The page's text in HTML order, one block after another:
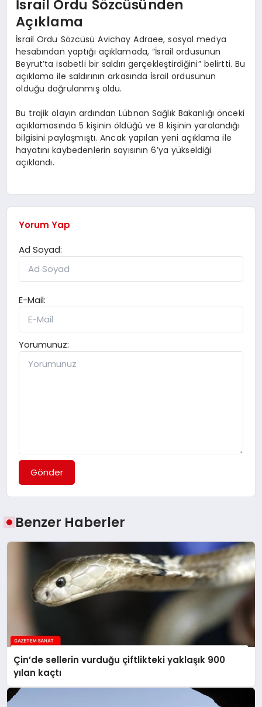
İsrail Ordu Sözcüsünden
Açıklama
İsrail Ordu Sözcüsü Avichay Adraee, sosyal medya
hesabından yaptığı açıklamada, “İsrail ordusunun
Beyrut’ta isabetli bir saldırı gerçekleştirdiğini” belirtti. Bu
açıklama ile saldırının arkasında İsrail ordusunun
olduğu doğrulanmış oldu.
Bu trajik olayın ardından Lübnan Sağlık Bakanlığı önceki
açıklamasında 5 kişinin öldüğü ve 8 kişinin yaralandığı
bilgisini paylaşmıştı. Ancak yapılan yeni açıklama ile
hayatını kaybedenlerin sayısının 6’ya yükseldiği
açıklandı.
Yorum Yap
Ad Soyad:
E-Mail:
Yorumunuz:
Gönder
Benzer Haberler
Çin’de sellerin vurduğu çiftlikteki yaklaşık 900
yılan kaçtı